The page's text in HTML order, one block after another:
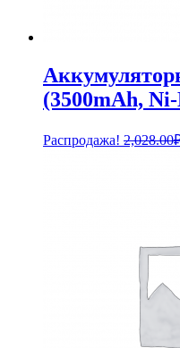
(3500mAh,
Распродажа! 2,028.00